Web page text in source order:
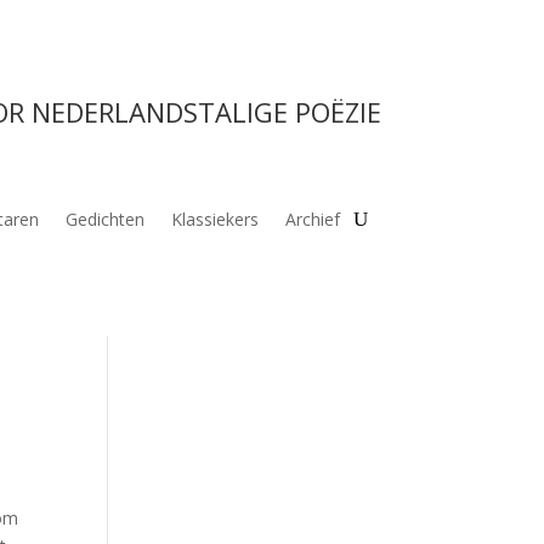
NEDERLANDSTALIGE POËZIE
Gedichten Klassiekers Archief